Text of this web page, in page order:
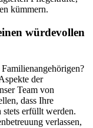
kümmern.
würdevollen
der
Team von
dass Ihre
erfüllt werden.
verlassen,